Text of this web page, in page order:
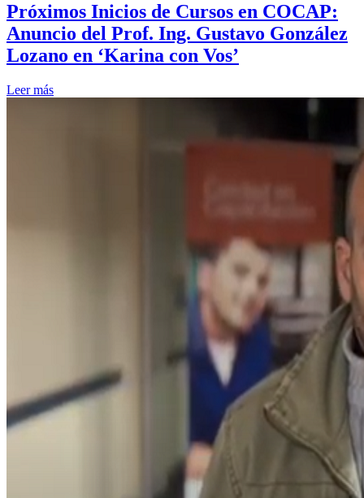
Próximos Inicios de Cursos en COCAP:
Anuncio del Prof. Ing. Gustavo González
Lozano en ‘Karina con Vos’
Leer más